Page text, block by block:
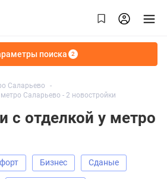
поиска 2
Саларьево
Саларьево - 2 новостройки
с отделкой у метро
Бизнес Сданые